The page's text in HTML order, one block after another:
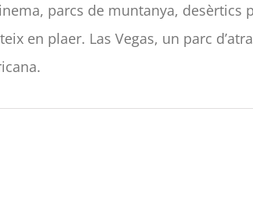
parcs de muntanya,
en plaer. Las Vegas, un parc